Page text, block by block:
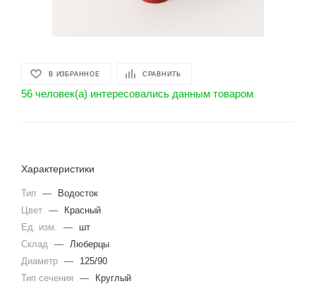
В ИЗБРАННОЕ СРАВНИТЬ
56 человек(а) интересовались данным товаром
Характеристики
Тип —
Водосток
Цвет —
Красный
Ед. изм.
—
шт
Склад — Люберцы
Диаметр —
125/90
Тип сечения
— Круглый